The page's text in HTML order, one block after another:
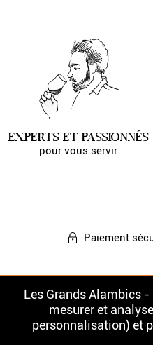
EXPERTS ET PASSIONNÉS
pour vous servir
Paiement
Les Grands Alambics
mesurer et
personnalisation) et